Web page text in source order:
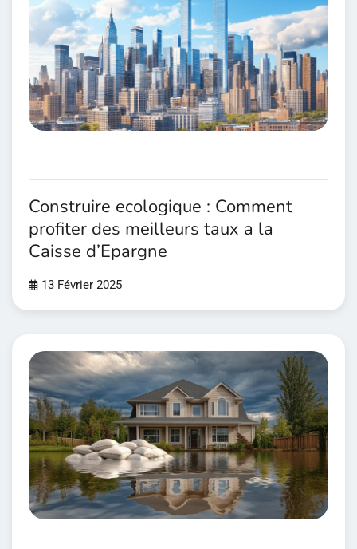
Construire ecologique : Comment
profiter des meilleurs taux a la
Caisse d’Epargne
13 Février 2025